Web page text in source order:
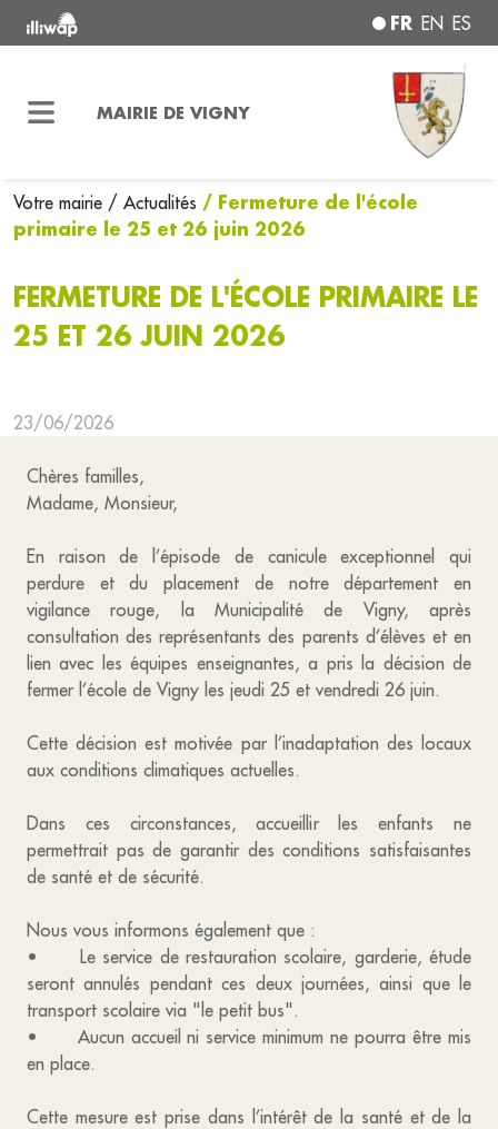
FR EN ES
MAIRIE DE VIGNY
Votre mairie / Actualités / Fermeture de l'école
primaire le 25 et 26 juin 2026
FERMETURE DE L'ÉCOLE PRIMAIRE LE
25 ET 26 JUIN 2026
23/06/2026
Chères familles,
Madame, Monsieur,
En raison de l’épisode de canicule exceptionnel qui
perdure et du placement de notre département en
vigilance rouge, la Municipalité de Vigny, après
consultation des représentants des parents d’élèves et en
lien avec les équipes enseignantes, a pris la décision de
fermer l’école de Vigny les jeudi 25 et vendredi 26 juin.
Cette décision est motivée par l’inadaptation des locaux
aux conditions climatiques actuelles.
Dans ces circonstances, accueillir les enfants ne
permettrait pas de garantir des conditions satisfaisantes
de santé et de sécurité.
Nous vous informons également que :
• Le service de restauration scolaire, garderie, étude
seront annulés pendant ces deux journées, ainsi que le
transport scolaire via "le petit bus".
• Aucun accueil ni service minimum ne pourra être mis
en place.
Cette mesure est prise dans l’intérêt de la santé et de la